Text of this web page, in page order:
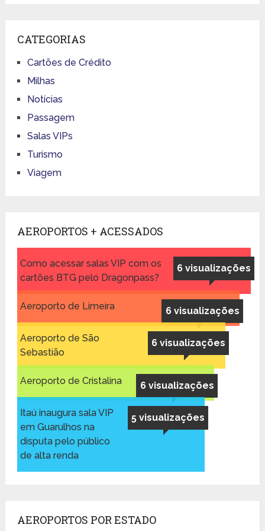
CATEGORIAS
Cartões de Crédito
Milhas
Notícias
Passagem
Salas VIPs
Turismo
Viagem
AEROPORTOS + ACESSADOS
6 visualizações
Como acessar salas VIP com os
cartões BTG pelo Dragonpass?
6 visualizações
Aeroporto de Limeira
6 visualizações
Aeroporto de São
Sebastião
6 visualizações
Aeroporto de Cristalina
5 visualizações
Itaú inaugura sala VIP
em Guarulhos na
disputa pelo público
de alta renda
AEROPORTOS POR ESTADO